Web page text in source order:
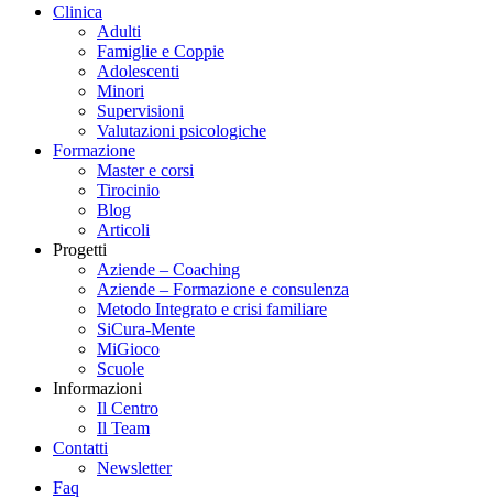
Clinica
Adulti
Famiglie e Coppie
Adolescenti
Minori
Supervisioni
Valutazioni psicologiche
Formazione
Master e corsi
Tirocinio
Blog
Articoli
Progetti
Aziende – Coaching
Aziende – Formazione e consulenza
Metodo Integrato e crisi familiare
SiCura-Mente
MiGioco
Scuole
Informazioni
Il Centro
Il Team
Contatti
Newsletter
Faq